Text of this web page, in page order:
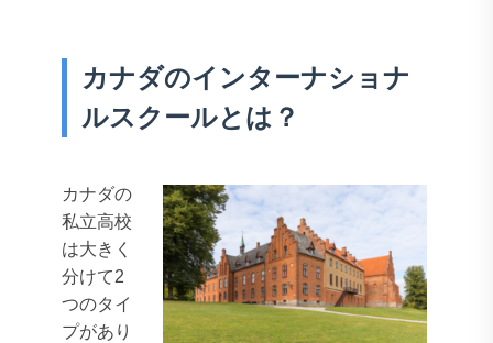
カナダのインターナショナ
ルスクールとは？
カナダの
私立高校
は大きく
分けて2
つのタイ
プがあり